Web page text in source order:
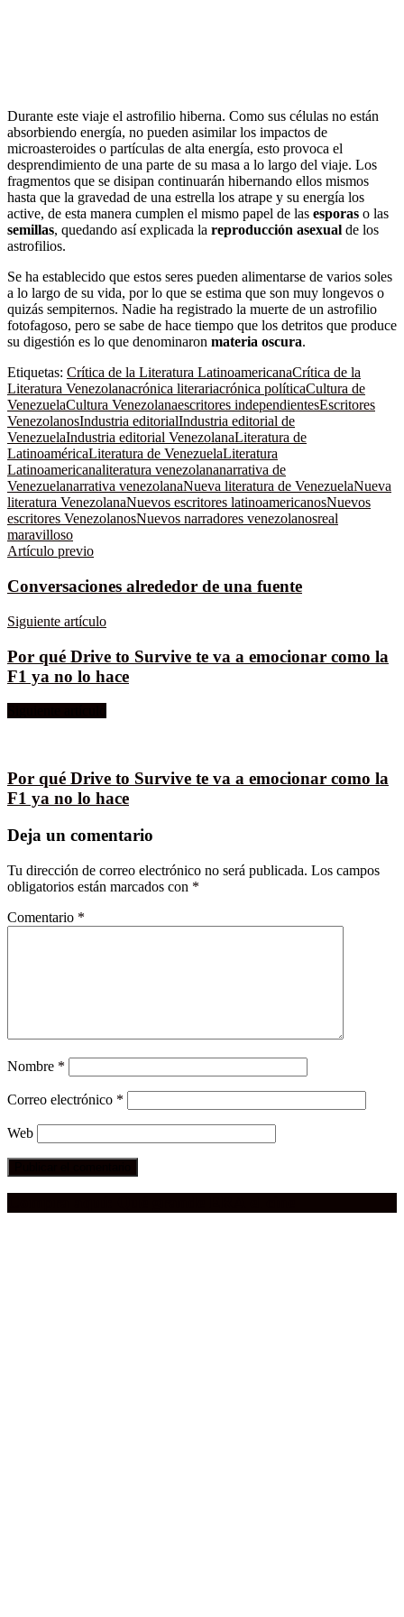
Durante este viaje el astrofilio hiberna. Como sus células no están
absorbiendo energía, no pueden asimilar los impactos de
microasteroides o partículas de alta energía, esto provoca el
desprendimiento de una parte de su masa a lo largo del viaje. Los
fragmentos que se disipan continuarán hibernando ellos mismos
hasta que la gravedad de una estrella los atrape y su energía los
active, de esta manera cumplen el mismo papel de las esporas o las
semillas, quedando así explicada la reproducción asexual de los
astrofilios.
Se ha establecido que estos seres pueden alimentarse de varios soles
a lo largo de su vida, por lo que se estima que son muy longevos o
quizás sempiternos. Nadie ha registrado la muerte de un astrofilio
fotofagoso, pero se sabe de hace tiempo que los detritos que produce
su digestión es lo que denominaron materia oscura.
Etiquetas: Crítica de la Literatura LatinoamericanaCrítica de la
Literatura Venezolanacrónica literariacrónica políticaCultura de
VenezuelaCultura Venezolanaescritores independientesEscritores
VenezolanosIndustria editorialIndustria editorial de
VenezuelaIndustria editorial VenezolanaLiteratura de
LatinoaméricaLiteratura de VenezuelaLiteratura
Latinoamericanaliteratura venezolananarrativa de
Venezuelanarrativa venezolanaNueva literatura de VenezuelaNueva
literatura VenezolanaNuevos escritores latinoamericanosNuevos
escritores VenezolanosNuevos narradores venezolanosreal
maravilloso
Artículo previo
Conversaciones alrededor de una fuente
Siguiente artículo
Por qué Drive to Survive te va a emocionar como la
F1 ya no lo hace
Por qué Drive to Survive te va a emocionar como la
F1 ya no lo hace
Deja un comentario
Tu dirección de correo electrónico no será publicada. Los campos
obligatorios están marcados con *
Comentario *
Nombre *
Correo electrónico *
Web